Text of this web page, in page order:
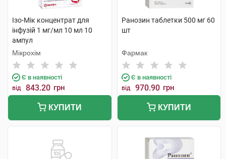
Ізо-Мік концентрат для
інфузій 1 мг/мл 10 мл 10
ампул
Мікрохім
Є в наявності
від 843.20 грн
КУПИТИ
Ранозин таблетки 500 мг 60
шт
Фармак
Є в наявності
від 970.90 грн
КУПИТИ